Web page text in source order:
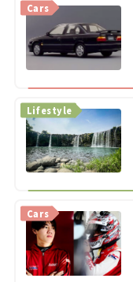
Cars
Lifestyle
Cars